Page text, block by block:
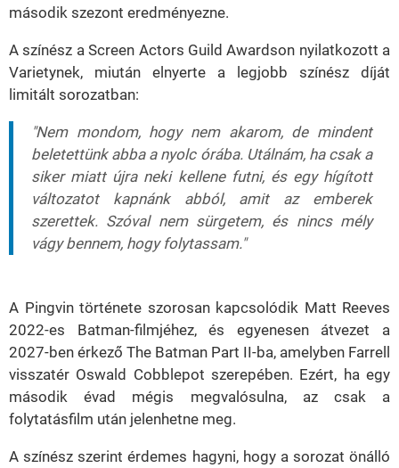
második szezont eredményezne.
A színész a Screen Actors Guild Awardson nyilatkozott a
Varietynek, miután elnyerte a legjobb színész díját
limitált sorozatban:
"Nem mondom, hogy nem akarom, de mindent
beletettünk abba a nyolc órába. Utálnám, ha csak a
siker miatt újra neki kellene futni, és egy hígított
változatot kapnánk abból, amit az emberek
szerettek. Szóval nem sürgetem, és nincs mély
vágy bennem, hogy folytassam."
A Pingvin története szorosan kapcsolódik Matt Reeves
2022-es Batman-filmjéhez, és egyenesen átvezet a
2027-ben érkező The Batman Part II-ba, amelyben Farrell
visszatér Oswald Cobblepot szerepében. Ezért, ha egy
második évad mégis megvalósulna, az csak a
folytatásfilm után jelenhetne meg.
A színész szerint érdemes hagyni, hogy a sorozat önálló